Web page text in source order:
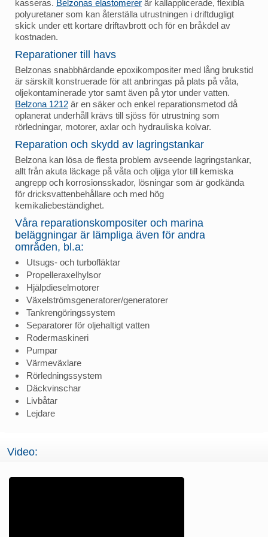
kasseras. Belzonas elastomerer är kallapplicerade, flexibla
polyuretaner som kan återställa utrustningen i driftdugligt
skick under ett kortare driftavbrott och för en bråkdel av
kostnaden.
Reparationer till havs
Belzonas snabbhärdande epoxikompositer med lång brukstid
är särskilt konstruerade för att anbringas på plats på våta,
oljekontaminerade ytor samt även på ytor under vatten.
Belzona 1212 är en säker och enkel reparationsmetod då
oplanerat underhåll krävs till sjöss för utrustning som
rörledningar, motorer, axlar och hydrauliska kolvar.
Reparation och skydd av lagringstankar
Belzona kan lösa de flesta problem avseende lagringstankar,
allt från akuta läckage på våta och oljiga ytor till kemiska
angrepp och korrosionsskador, lösningar som är godkända
för dricksvattenbehållare och med hög
kemikaliebeständighet.
Våra reparationskompositer och marina
beläggningar är lämpliga även för andra
områden, bl.a:
Utsugs- och turbofläktar
Propelleraxelhylsor
Hjälpdieselmotorer
Växelströmsgeneratorer/generatorer
Tankrengöringssystem
Separatorer för oljehaltigt vatten
Rodermaskineri
Pumpar
Värmeväxlare
Rörledningssystem
Däckvinschar
Livbåtar
Lejdare
Video: